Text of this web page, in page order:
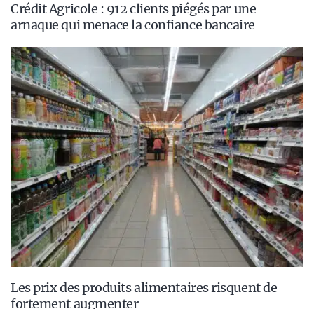
Crédit Agricole : 912 clients piégés par une
arnaque qui menace la confiance bancaire
Les prix des produits alimentaires risquent de
fortement augmenter